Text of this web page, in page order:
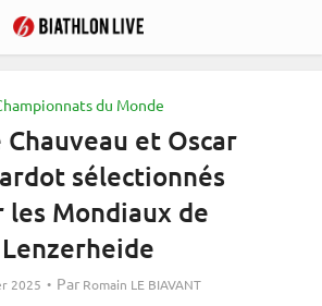
du Monde
Chauveau et Oscar
sélectionnés
les Mondiaux de
Lenzerheide
2025 Par Romain LE BIAVANT